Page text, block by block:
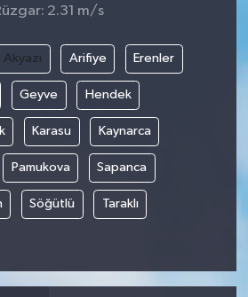
2.31 m/s
Akyazı Arifiye Erenler
Geyve Hendek
Karasu Kaynarca
Pamukova Sapanca
Söğütlü Taraklı